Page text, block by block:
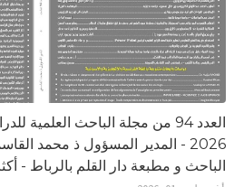
العدد 94 من مجلة الباحث
2026 - المدير المسؤول ذ محمد
الباحث و مطبعة دار القلم بالرباط - أكثر من 65